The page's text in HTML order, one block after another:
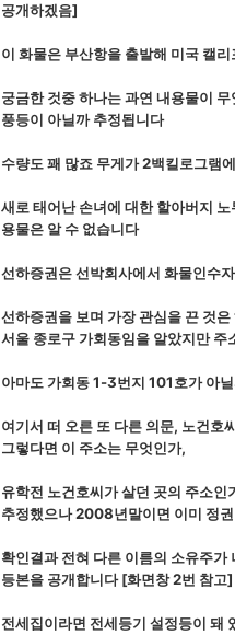
공개하겠음]
이 화물은 부산항을 출발해 미국 캘
궁금한 것중 하나는 과연 내용물이
풍등이 아닐까 추정됩니다
수량도 꽤 많죠 무게가 2백킬로그램
새로 태어난 손녀에 대한 할아버지
용물은 알 수 없습니다
선하증권은 선박회사에서 화물인수
선하증권을 보며 가장 관심을 끈 것
서울 종로구 가회동임을 알았지만 주
아마도 가회동 1-3번지 101호가 아
여기서 떠 오른 또 다른 의문, 노건
그렇다면 이 주소는 무엇인가,
유학전 노건호씨가 살던 곳의 주소
추정했으나 2008년말이면 이미 정
확인결과 전혀 다른 이름의 소유주
등본을 공개합니다 [화면창 2번 참고]
전세집이라면 전세등기 설정등이 돼